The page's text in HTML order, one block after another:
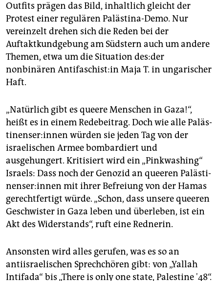
Outfits prägen das Bild, inhaltlich gleicht der
Protest einer regulären Palästina-Demo. Nur
vereinzelt drehen sich die Reden bei der
Auftaktkundgebung am Südstern auch um andere
Themen, etwa um die Situation des:­der
nonbinären An­ti­fa­schis­t:in Maja T. in ungarischer
Haft.
„Natürlich gibt es queere Menschen in Gaza!“,
heißt es in einem Redebeitrag. Doch wie alle Pa­läs­
ti­nen­se­r:in­nen würden sie jeden Tag von der
israelischen Armee bombardiert und
ausgehungert. Kritisiert wird ein „Pinkwashing“
Israels: Dass noch der Genozid an queeren Pa­läs­ti­
nen­se­r:in­nen mit ihrer Befreiung von der Hamas
gerechtfertigt würde. „Schon, dass unsere queeren
Geschwister in Gaza leben und überleben, ist ein
Akt des Widerstands“, ruft eine Rednerin.
Ansonsten wird alles gerufen, was es so an
antiisraelischen Sprechchören gibt: von „Yallah
Intifada“ bis „There is only one state, Palestine '48“.